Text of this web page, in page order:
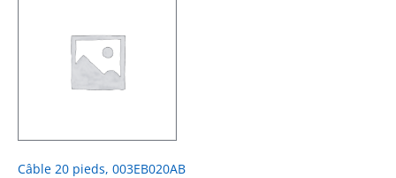
Câble 20 pieds, 003EB020AB